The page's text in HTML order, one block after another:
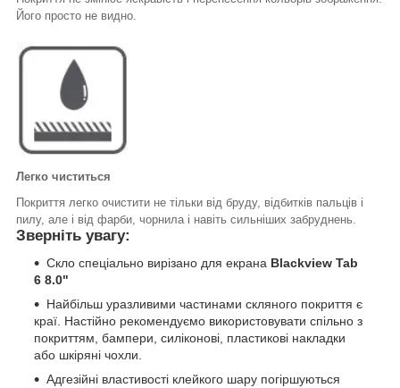
Його просто не видно.
Легко чиститься
Покриття легко очистити не тільки від бруду, відбитків пальців і
пилу, але і від фарби, чорнила і навіть сильніших забруднень.
Зверніть увагу:
Скло спеціально вирізано для екрана Blackview Tab
6 8.0"
Найбільш уразливими частинами скляного покриття є
краї. Настійно рекомендуємо використовувати спільно з
покриттям, бампери, силіконові, пластикові накладки
або шкіряні чохли.
Адгезійні властивості клейкого шару погіршуються